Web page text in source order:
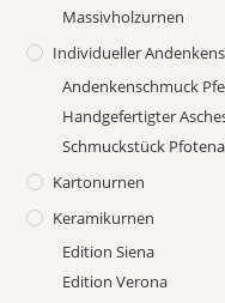
Massivholzurnen
Individueller
Andenkenschmuck
Handgefertigter
Schmuckstück
Kartonurnen
Keramikurnen
Edition Siena
Edition Verona